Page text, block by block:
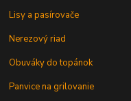
Lisy a pasírovače
Nerezový riad
Obuváky do topánok
Panvice na grilovanie